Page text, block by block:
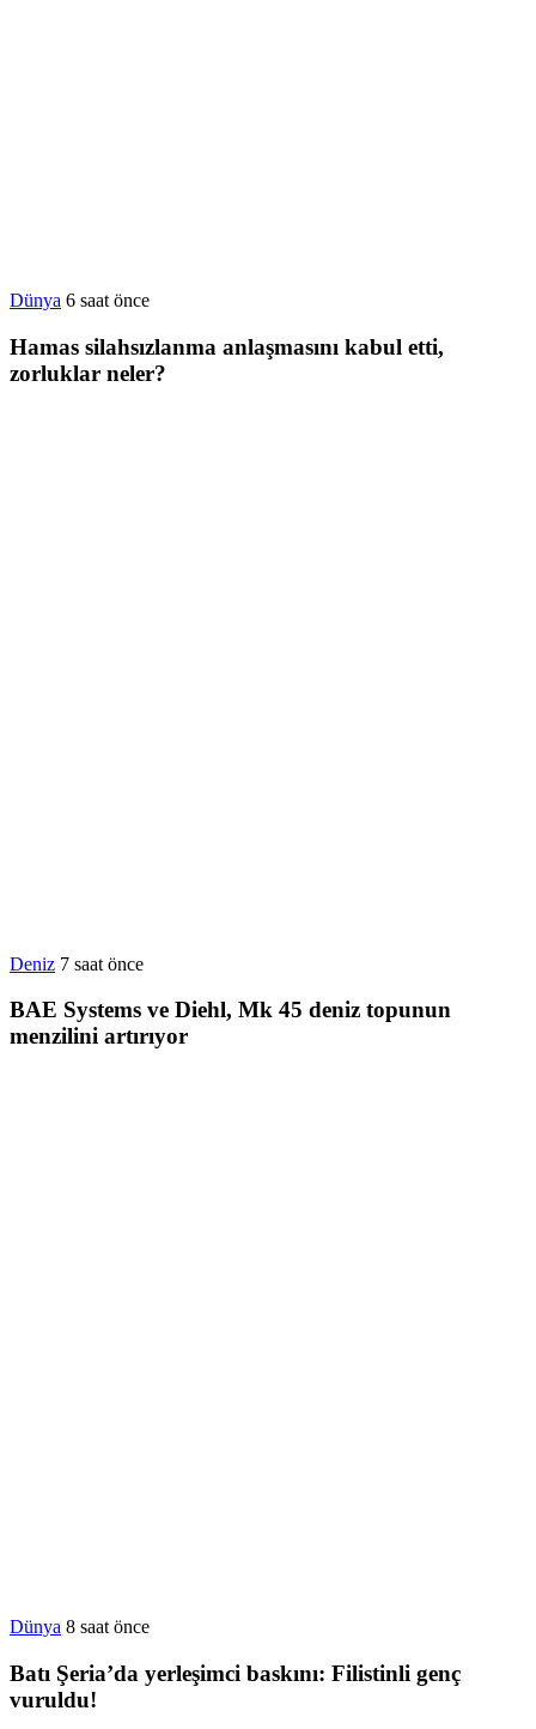
Dünya 6 saat önce
Hamas silahsızlanma anlaşmasını kabul etti,
zorluklar neler?
Deniz 7 saat önce
BAE Systems ve Diehl, Mk 45 deniz topunun
menzilini artırıyor
Dünya 8 saat önce
Batı Şeria’da yerleşimci baskını: Filistinli genç
vuruldu!